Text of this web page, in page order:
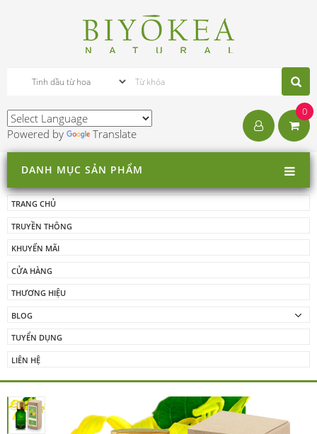
Powered by Translate
0
DANH MỤC SẢN PHẨM
TRANG CHỦ
TRUYỀN THÔNG
KHUYẾN MÃI
CỬA HÀNG
THƯƠNG HIỆU
BLOG
TUYỂN DỤNG
LIÊN HỆ